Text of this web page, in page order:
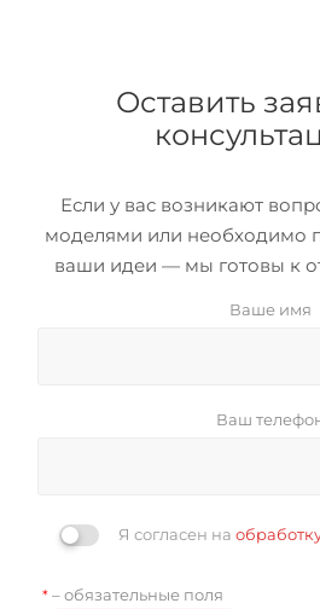
Оставить
Если у вас возникают
моделями или необходимо
ваши идеи — мы готовы к
Ваше имя
Ваш
Я согласен на
* – обязательные поля